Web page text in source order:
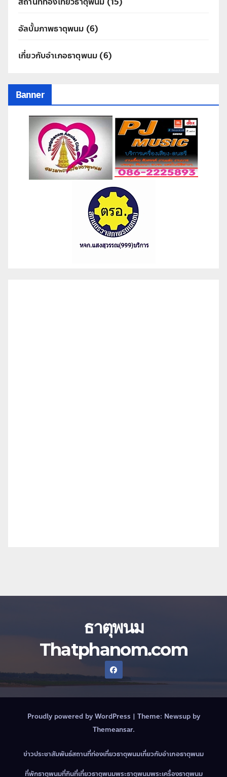
อัลบั้มภาพธาตุพนม (6)
เกี่ยวกับอำเภอธาตุพนม (6)
Banner
ธาตุพนม
Thatphanom.com
Proudly powered by WordPress | Theme: Newsupby
Themeansar.
ข่าวประชาสัมพันธ์สถานที่ท่องเที่ยวธาตุพนมเกี่ยวกับอำเภอธาตุพนม
ที่พักธาตุพนมที่กินที่เที่ยวธาตุพนมพระธาตุพนมพระเครื่องธาตุพนม